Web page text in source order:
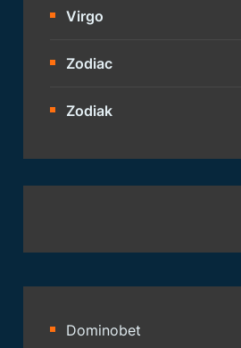
Virgo
Zodiac
Zodiak
Dominobet